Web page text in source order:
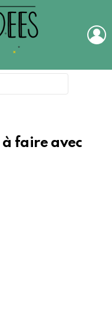
faire avec